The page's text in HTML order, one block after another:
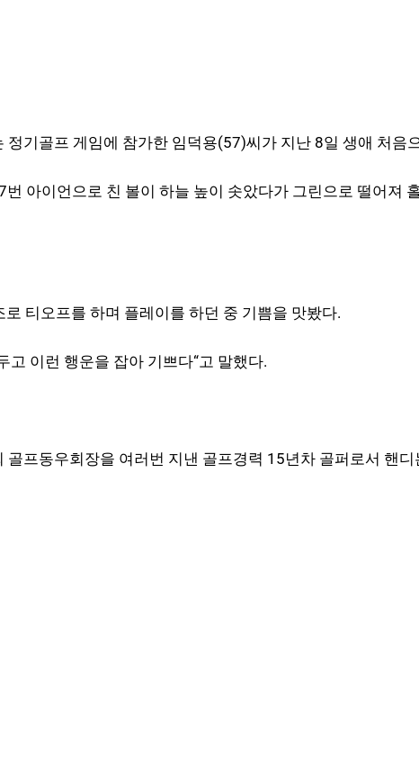
기골프 게임에 참가한 임덕용(57)씨가 지난 8일 생애 처음
아이언으로 친 볼이 하늘 높이 솟았다가 그린으로 떨어져
티오프를 하며 플레이를 하던 중 기쁨을 맛봤다.
고 이런 행운을 잡아 기쁘다“고 말했다.
프동우회장을 여러번 지낸 골프경력 15년차 골퍼로서 핸디